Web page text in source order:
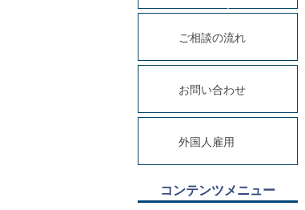
ご相談の流れ
お問い合わせ
外国人雇用
コンテンツメニュー